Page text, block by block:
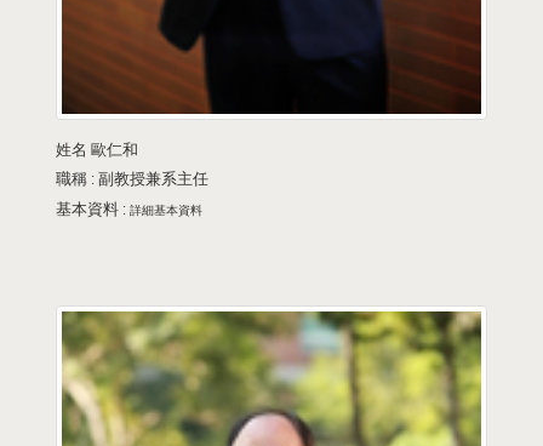
姓名 歐仁和
職稱 : 副教授兼系主任
基本資料 : 詳細基本資料